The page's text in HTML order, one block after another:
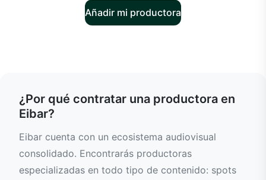
Añadir mi productora
¿Por qué contratar una productora en
Eibar?
Eibar cuenta con un ecosistema audiovisual
consolidado. Encontrarás productoras
especializadas en todo tipo de contenido: spots